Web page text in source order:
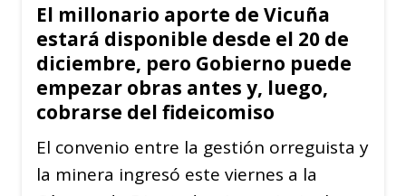
El millonario aporte de Vicuña
estará disponible desde el 20 de
diciembre, pero Gobierno puede
empezar obras antes y, luego,
cobrarse del fideicomiso
El convenio entre la gestión orreguista y
la minera ingresó este viernes a la